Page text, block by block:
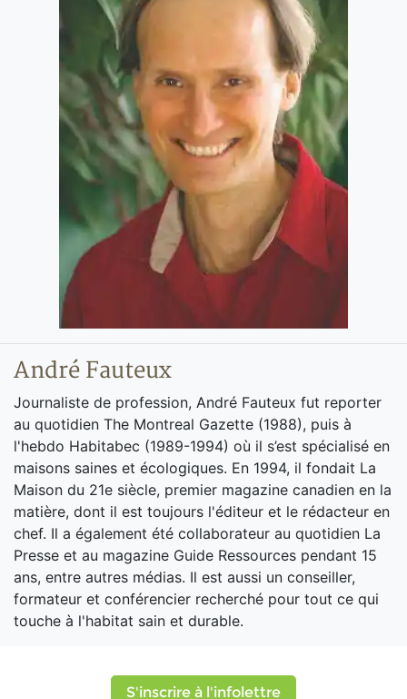
André Fauteux
Journaliste de profession, André Fauteux fut reporter
au quotidien The Montreal Gazette (1988), puis à
l'hebdo Habitabec (1989-1994) où il s’est spécialisé en
maisons saines et écologiques. En 1994, il fondait La
Maison du 21e siècle, premier magazine canadien en la
matière, dont il est toujours l'éditeur et le rédacteur en
chef. Il a également été collaborateur au quotidien La
Presse et au magazine Guide Ressources pendant 15
ans, entre autres médias. Il est aussi un conseiller,
formateur et conférencier recherché pour tout ce qui
touche à l'habitat sain et durable.
S'inscrire à l'infolettre